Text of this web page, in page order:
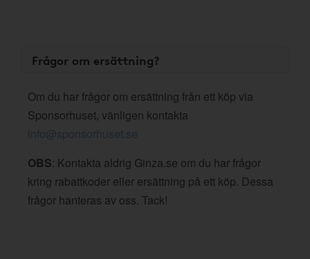
Frågor om ersättning?
Om du har frågor om ersättning från ett köp via
Sponsorhuset, vänligen kontakta
info@sponsorhuset.se
OBS: Kontakta aldrig Ginza.se om du har frågor
kring rabattkoder eller ersättning på ett köp. Dessa
frågor hanteras av oss. Tack!